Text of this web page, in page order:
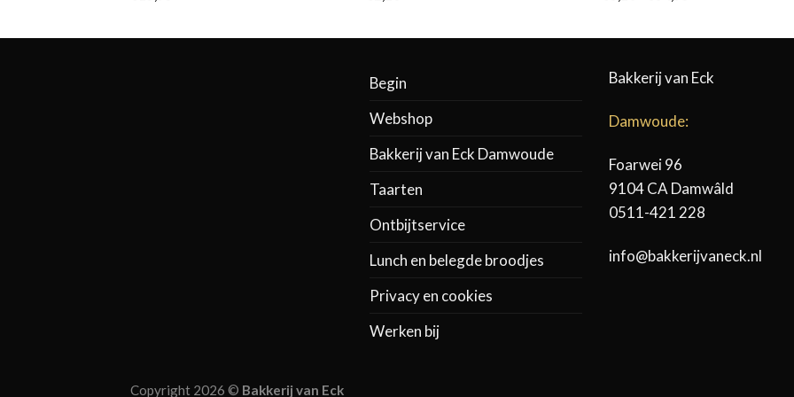
Begin
Webshop
Bakkerij van Eck Damwoude
Taarten
Ontbijtservice
Lunch en belegde broodjes
Privacy en cookies
Werken bij
Bakkerij van Eck
Damwoude:
Foarwei 96
9104 CA Damwâld
0511-421 228
info@bakkerijvaneck.nl
Copyright 2026 © Bakkerij van Eck